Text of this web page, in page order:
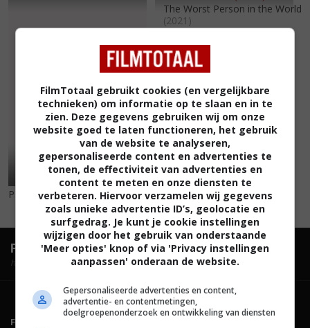
På Villspor (2025)
The Worst Person in the World
(2021)
FilmTotaal.Hét online filmoverzicht.
hosted by
FILMTOTAAL
FilmTotaal gebruikt cookies (en vergelijkbare
technieken) om informatie op te slaan en in te
zien. Deze gegevens gebruiken wij om onze
website goed te laten functioneren, het gebruik
van de website te analyseren,
gepersonaliseerde content en advertenties te
tonen, de effectiviteit van advertenties en
content te meten en onze diensten te
verbeteren. Hiervoor verzamelen wij gegevens
zoals unieke advertentie ID’s, geolocatie en
surfgedrag. Je kunt je cookie instellingen
wijzigen door het gebruik van onderstaande
'Meer opties' knop of via 'Privacy instellingen
aanpassen' onderaan de website.
Gepersonaliseerde advertenties en content,
advertentie- en contentmetingen,
doelgroepenonderzoek en ontwikkeling van diensten